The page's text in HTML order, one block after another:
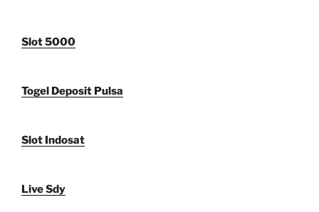
Slot 5000
Togel Deposit Pulsa
Slot Indosat
Live Sdy